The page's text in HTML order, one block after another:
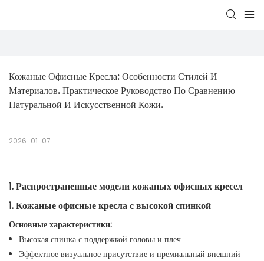
Кожаные Офисные Кресла: Особенности Стилей И
Материалов. Практическое Руководство По Сравнению
Натуральной И Искусственной Кожи.
2026-01-07
1. Распространенные модели кожаных офисных кресел
1. Кожаные офисные кресла с высокой спинкой
Основные характеристики:
Высокая спинка с поддержкой головы и плеч
Эффектное визуальное присутствие и премиальный внешний